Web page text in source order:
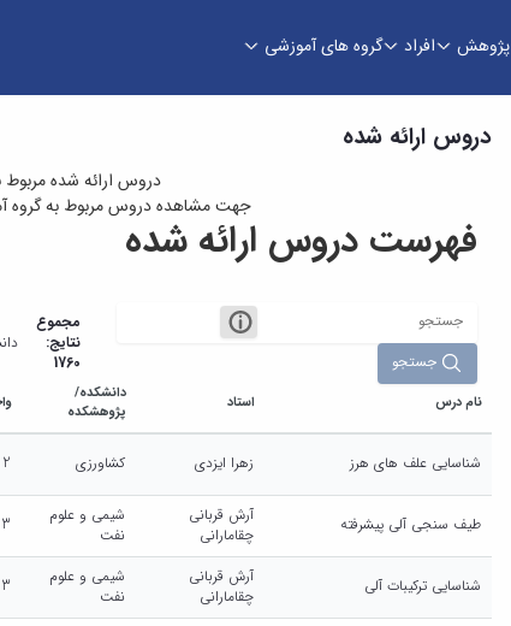
پژوهش افراد گروه های آموزشی
دروس ارائه شده
دروس ارائه شده
جهت مشاهده دروس مربوط به گروه
فهرست دروس ارائه شده
جستجو
مجموع
نتایج:
1760
نام درس استاد
دانشکده/
پژوهشکده
شناسایی علف های هرز زهرا ایزدی کشاورزی 2
طیف سنجی آلی پیشرفته
آرش قربانی
چقامارانی
شیمی و علوم
نفت
3
شناسایی ترکیبات آلی
آرش قربانی
چقامارانی
شیمی و علوم
نفت
3